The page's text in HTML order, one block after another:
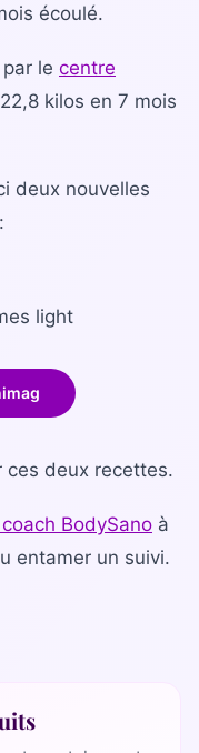
écoulé.
le centre
kilos en 7 mois
deux nouvelles
light
ces deux recettes.
BodySano à
entamer un suivi.